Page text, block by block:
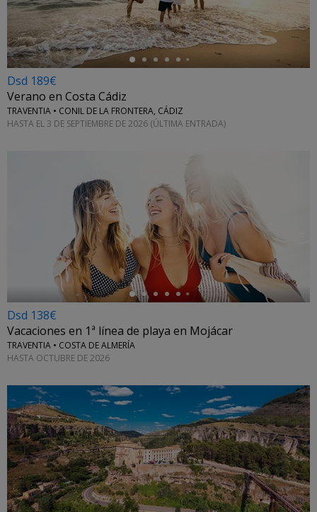
Dsd 189€
Verano en Costa Cádiz
TRAVENTIA • CONIL DE LA FRONTERA, CÁDIZ
HASTA EL 3 DE SEPTIEMBRE DE 2026 (ÚLTIMA ENTRADA)
Dsd 138€
Vacaciones en 1ª línea de playa en Mojácar
TRAVENTIA • COSTA DE ALMERÍA
HASTA OCTUBRE DE 2026
←